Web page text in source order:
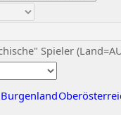
Spieler
Burgenland